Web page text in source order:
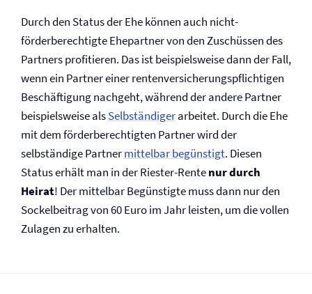
Durch den Status der Ehe können auch nicht-
förderberechtigte Ehepartner von den Zuschüssen des
Partners profitieren. Das ist beispielsweise dann der Fall,
wenn ein Partner einer renten­ver­sicherungs­pflichtigen
Beschäftigung nachgeht, während der andere Partner
beispielsweise alsSelbständigerarbeitet. Durch die Ehe
mit dem förderberechtigten Partner wird der
selbständige Partnermittelbar begünstigt. Diesen
Status erhält man in der Riester-Rentenur durch
Heirat! Der mittelbar Begünstigte muss dann nur den
Sockelbeitrag von 60 Euro im Jahr leisten, um die vollen
Zulagen zu erhalten.